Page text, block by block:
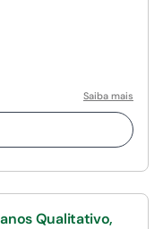
Saiba mais
Qualitativo,